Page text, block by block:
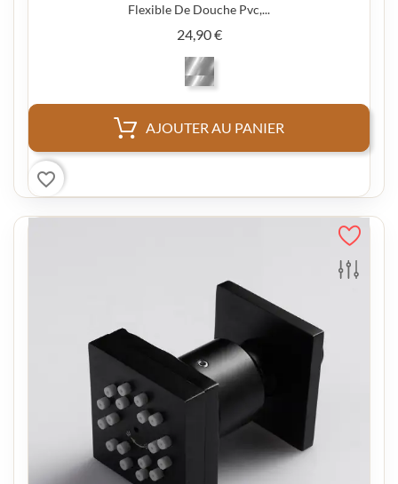
Flexible De Douche Pvc,...
24,90 €Prix
AJOUTER AU PANIER
favorite_border